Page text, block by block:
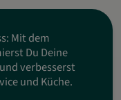
Mit dem
Du Deine
verbesserst
und Küche.